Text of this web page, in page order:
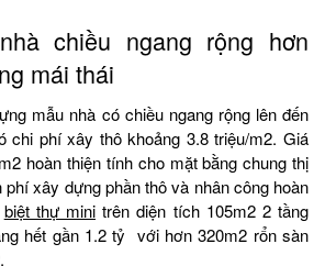
chiều ngang rộng hơn
mái thái
mẫu nhà có chiều ngang rộng lên đến
chi phí xây thô khoảng 3.8 triệu/m2. Giá
hoàn thiện tính cho mặt bằng chung thị
xây dựng phần thô và nhân công hoàn
biệt thự mini trên diện tích 105m2 2 tầng
hết gần 1.2 tỷ với hơn 320m2 rổn sàn